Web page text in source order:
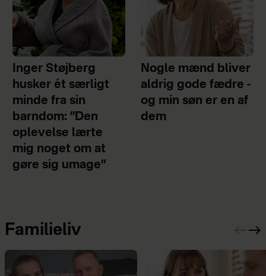
Inger Støjberg
husker ét særligt
minde fra sin
barndom: ”Den
oplevelse lærte
mig noget om at
gøre sig umage”
Nogle mænd bliver
aldrig gode fædre -
og min søn er en af
dem
Familieliv